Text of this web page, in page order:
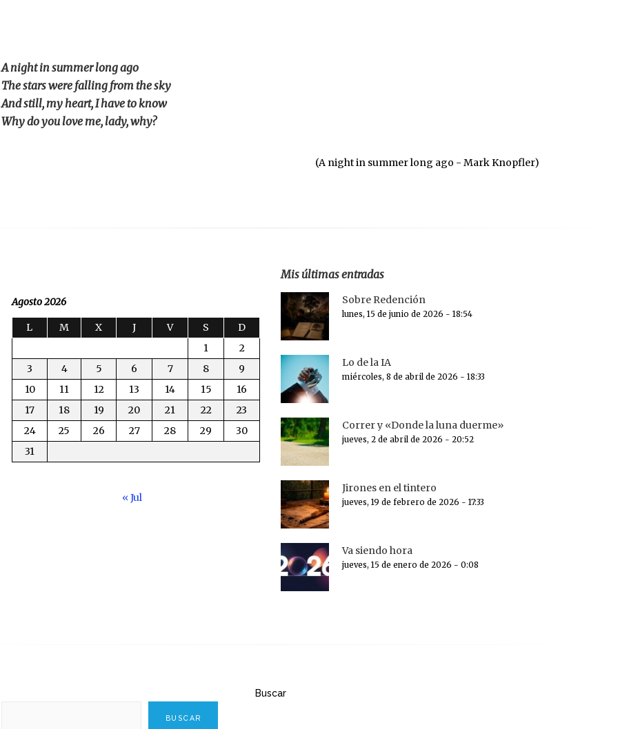
A night in summer long ago
The stars were falling from the sky
And still, my heart, I have to know
Why do you love me, lady, why?
(A night in summer long ago - Mark Knopfler)
Agosto 2026
L M X J V S
D
1
2
3
4 5 6 7 8
9
10
11 12 13 14 15
16
17
18 19 20 21 22
23
24
25 26 27 28 29
30
31
« Jul
Mis últimas entradas
Sobre Redención
lunes, 15 de junio de 2026 - 18:54
Lo de la IA
miércoles, 8 de abril de 2026 - 18:33
Correr y «Donde la luna duerme»
jueves, 2 de abril de 2026 - 20:52
Jirones en el tintero
jueves, 19 de febrero de 2026 - 17:33
Va siendo hora
jueves, 15 de enero de 2026 - 0:08
Buscar
BUSCAR